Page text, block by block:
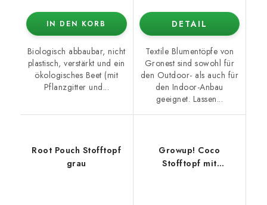
IN DEN KORB
Biologisch abbaubar, nicht
plastisch, verstärkt und ein
ökologisches Beet (mit
Pflanzgitter und...
DETAIL
Textile Blumentöpfe von
Gronest sind sowohl für
den Outdoor- als auch für
den Indoor-Anbau
geeignet. Lassen...
Root Pouch Stofftopf
grau
Growup! Coco
Stofftopf mit